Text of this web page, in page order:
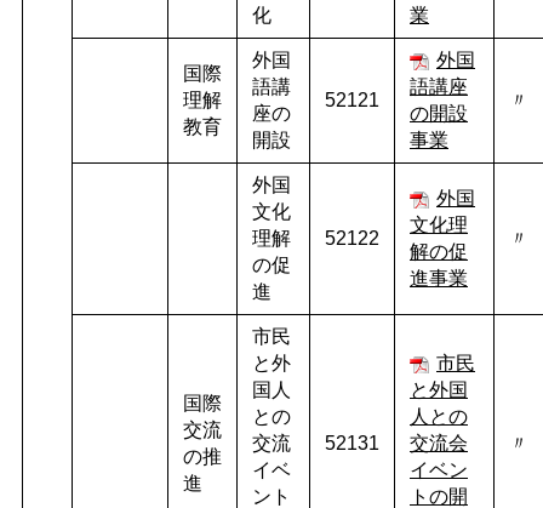
化
業
国際
理解
教育
外国
語講
座の
開設
52121
外国
語講座
の開設
事業
〃
外国
文化
理解
の促
進
52122
外国
文化理
解の促
進事業
〃
国際
交流
の推
進
市民
と外
国人
との
交流
イベ
ント
52131
市民
と外国
人との
交流会
イベン
トの開
〃